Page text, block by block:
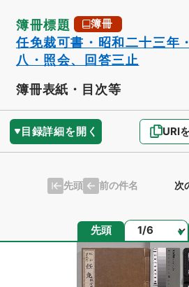
簿冊標題 簿冊
任免裁可書・昭和二十三年
八・照会、回答三止
簿冊表紙・目次等
目録詳細を開く URI
先頭 前の件名 次
先頭 ページ